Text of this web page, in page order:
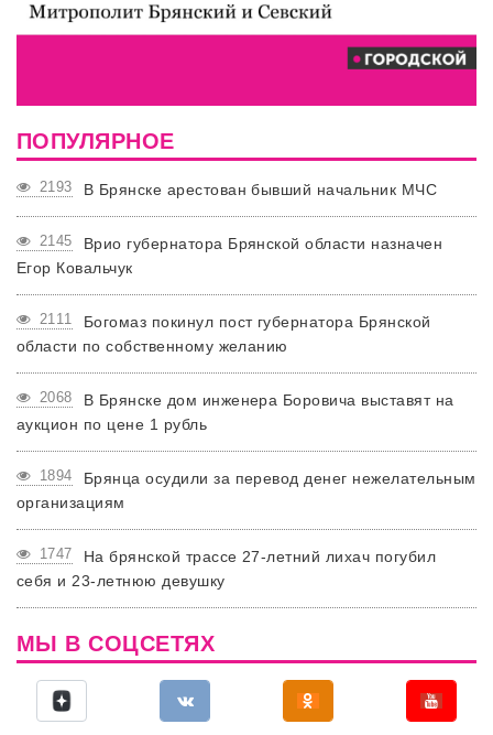
ПОПУЛЯРНОЕ
2193 В Брянске арестован бывший начальник МЧС
2145
Врио губернатора Брянской области назначен
Егор Ковальчук
2111
Богомаз покинул пост губернатора Брянской
области по собственному желанию
2068
В Брянске дом инженера Боровича выставят на
аукцион по цене 1 рубль
1894
Брянца осудили за перевод денег нежелательным
организациям
1747
На брянской трассе 27-летний лихач погубил
себя и 23-летнюю девушку
МЫ В СОЦСЕТЯХ